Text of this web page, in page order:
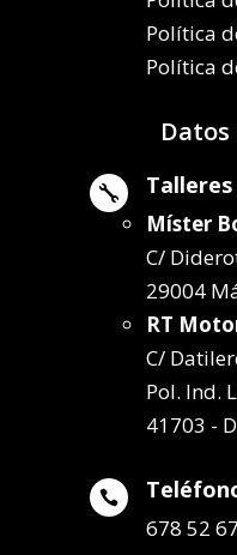
Política
Política

Míster
C/
29004
RT
C/
Pol. Ind.
41703 -

678 52